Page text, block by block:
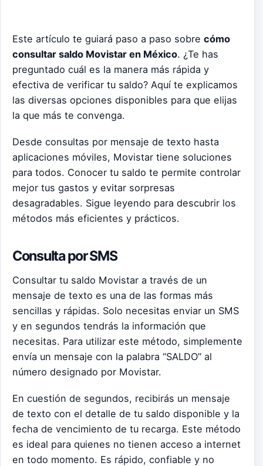
Este artículo te guiará paso a paso sobre cómo
consultar saldo Movistar en México. ¿Te has
preguntado cuál es la manera más rápida y
efectiva de verificar tu saldo? Aquí te explicamos
las diversas opciones disponibles para que elijas
la que más te convenga.
Desde consultas por mensaje de texto hasta
aplicaciones móviles, Movistar tiene soluciones
para todos. Conocer tu saldo te permite controlar
mejor tus gastos y evitar sorpresas
desagradables. Sigue leyendo para descubrir los
métodos más eficientes y prácticos.
Consulta por SMS
Consultar tu saldo Movistar a través de un
mensaje de texto es una de las formas más
sencillas y rápidas. Solo necesitas enviar un SMS
y en segundos tendrás la información que
necesitas. Para utilizar este método, simplemente
envía un mensaje con la palabra “SALDO” al
número designado por Movistar.
En cuestión de segundos, recibirás un mensaje
de texto con el detalle de tu saldo disponible y la
fecha de vencimiento de tu recarga. Este método
es ideal para quienes no tienen acceso a internet
en todo momento. Es rápido, confiable y no